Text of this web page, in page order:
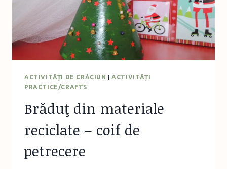
ACTIVITĂŢI DE CRĂCIUN |ACTIVITĂŢI
PRACTICE/CRAFTS
Brăduţ din materiale
reciclate – coif de
petrecere